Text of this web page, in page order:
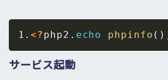
1.<?php2 . echo phpinfo ( )
サービス起動